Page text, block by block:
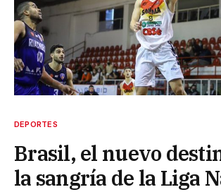
DEPORTES
Brasil, el nuevo
la sangría de la Liga